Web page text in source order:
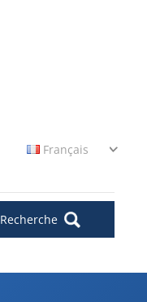
Français
Recherche